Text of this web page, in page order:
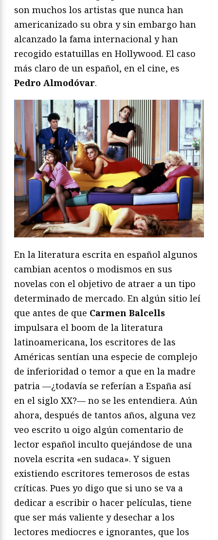
son muchos los artistas que nunca han
americanizado su obra y sin embargo han
alcanzado la fama internacional y han
recogido estatuillas en Hollywood. El caso
más claro de un español, en el cine, es
Pedro Almodóvar.
En la literatura escrita en español algunos
cambian acentos o modismos en sus
novelas con el objetivo de atraer a un tipo
determinado de mercado. En algún sitio leí
que antes de que Carmen Balcells
impulsara el boom de la literatura
latinoamericana, los escritores de las
Américas sentían una especie de complejo
de inferioridad o temor a que en la madre
patria —¿todavía se referían a España así
en el siglo XX?— no se les entendiera. Aún
ahora, después de tantos años, alguna vez
veo escrito u oigo algún comentario de
lector español inculto quejándose de una
novela escrita «en sudaca». Y siguen
existiendo escritores temerosos de estas
críticas. Pues yo digo que si uno se va a
dedicar a escribir o hacer películas, tiene
que ser más valiente y desechar a los
lectores mediocres e ignorantes, que los